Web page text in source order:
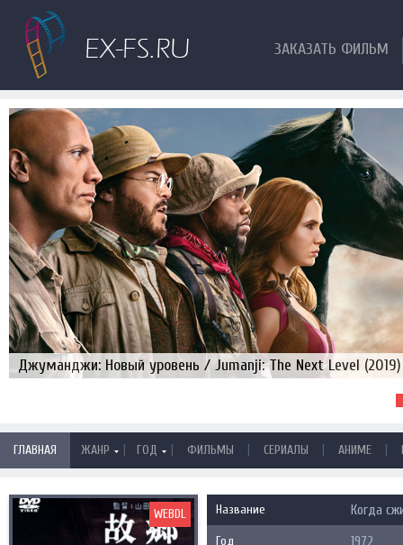
ЗАКАЗАТЬ ФИЛЬМ
Джуманджи: Новый уровень / Jumanji: The Next Level (2019)
ГЛАВНАЯ ЖАНР | ГОД | ФИЛЬМЫ | СЕРИАЛЫ | АНИМЕ |
WEBDL Название Когда
Год 1972